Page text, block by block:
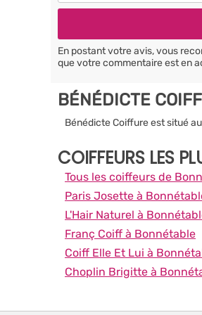
En postant votre avis, vous
que votre commentaire est en
BÉNÉDICTE
Bénédicte Coiffure est situé
COIFFEURS LES
Tous les coiffeurs de
Paris Josette à
L'Hair Naturel à
Franç Coiff à Bonnétable
Coiff Elle Et Lui à
Choplin Brigitte à